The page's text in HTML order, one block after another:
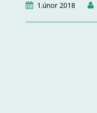
1.únor 2018